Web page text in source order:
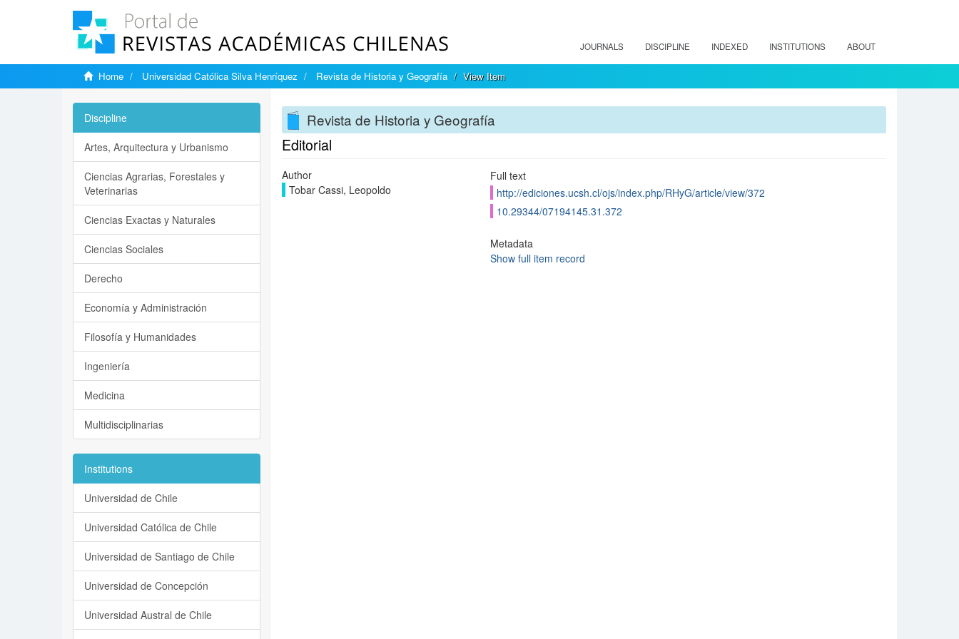
JOURNALS DISCIPLINE INDEXED INSTITUTIONS ABOUT
Home Universidad Católica Silva Henríquez Revista de Historia y Geografía View Item
Revista de Historia y Geografía
Editorial
Author
Tobar Cassi, Leopoldo
Full text
http://ediciones.ucsh.cl/ojs/index.php/RHyG/article/view/372
10.29344/07194145.31.372
Metadata
Show full item record
Discipline
Artes, Arquitectura y Urbanismo
Ciencias Agrarias, Forestales y
Veterinarias
Ciencias Exactas y Naturales
Ciencias Sociales
Derecho
Economía y Administración
Filosofía y Humanidades
Ingeniería
Medicina
Multidisciplinarias
Institutions
Universidad de Chile
Universidad Católica de Chile
Universidad de Santiago de Chile
Universidad de Concepción
Universidad Austral de Chile